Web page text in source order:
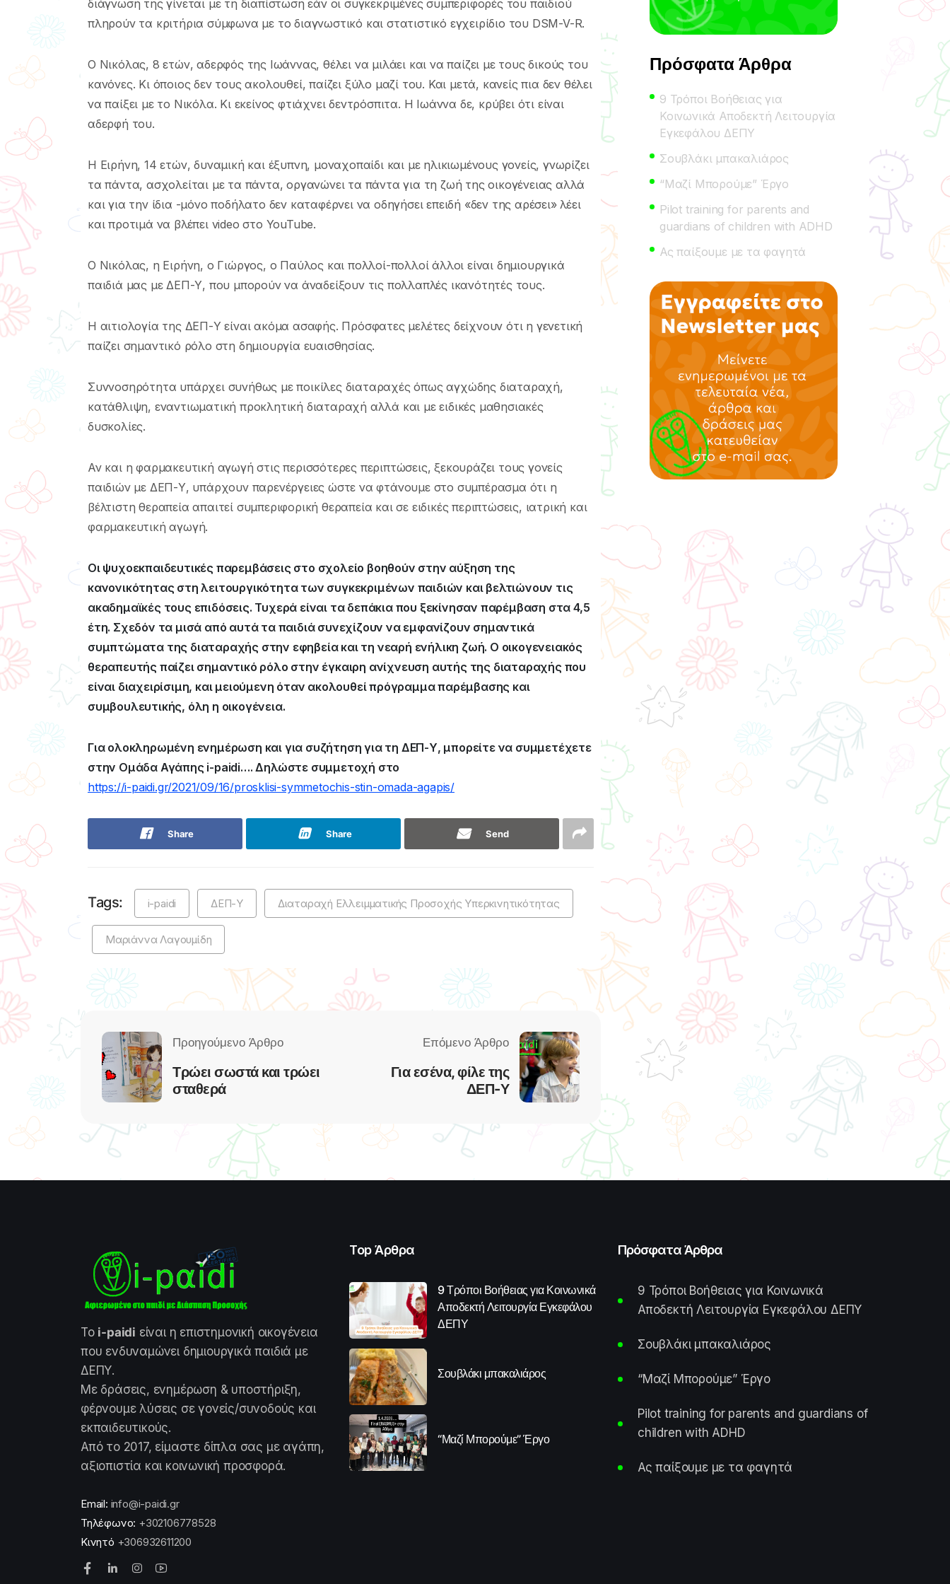
διάγνωσή της γίνεται με τη διαπίστωση εάν οι συγκεκριμένες συμπεριφορές του παιδιού
πληρούν τα κριτήρια σύμφωνα με το διαγνωστικό και στατιστικό εγχειρίδιο του DSM-V-R.
O Νικόλας, 8 ετών, αδερφός της Ιωάννας, θέλει να μιλάει και να παίζει με τους δικούς του
κανόνες. Κι όποιος δεν τους ακολουθεί, παίζει ξύλο μαζί του. Και μετά, κανείς πια δεν θέλει
να παίξει με το Νικόλα. Κι εκείνος φτιάχνει δεντρόσπιτα. Η Ιωάννα δε, κρύβει ότι είναι
αδερφή του.
Η Ειρήνη, 14 ετών, δυναμική και έξυπνη, μοναχοπαίδι και με ηλικιωμένους γονείς, γνωρίζει
τα πάντα, ασχολείται με τα πάντα, οργανώνει τα πάντα για τη ζωή της οικογένειας αλλά
και για την ίδια -μόνο ποδήλατο δεν καταφέρνει να οδηγήσει επειδή «δεν της αρέσει» λέει
και προτιμά να βλέπει video στο YouTube.
Ο Νικόλας, η Ειρήνη, ο Γιώργος, ο Παύλος και πολλοί-πολλοί άλλοι είναι δημιουργικά
παιδιά μας με ΔΕΠ-Υ, που μπορούν να άναδείξουν τις πολλαπλές ικανότητές τους.
Η αιτιολογία της ΔΕΠ-Υ είναι ακόμα ασαφής. Πρόσφατες μελέτες δείχνουν ότι η γενετική
παίζει σημαντικό ρόλο στη δημιουργία ευαισθησίας.
Συννοσηρότητα υπάρχει συνήθως με ποικίλες διαταραχές όπως αγχώδης διαταραχή,
κατάθλιψη, εναντιωματική προκλητική διαταραχή αλλά και με ειδικές μαθησιακές
δυσκολίες.
Αν και η φαρμακευτική αγωγή στις περισσότερες περιπτώσεις, ξεκουράζει τους γονείς
παιδιών με ΔΕΠ-Υ, υπάρχουν παρενέργειες ώστε να φτάνουμε στο συμπέρασμα ότι η
βέλτιστη θεραπεία απαιτεί συμπεριφορική θεραπεία και σε ειδικές περιπτώσεις, ιατρική και
φαρμακευτική αγωγή.
Οι ψυχοεκπαιδευτικές παρεμβάσεις στο σχολείο βοηθούν στην αύξηση της
κανονικότητας στη λειτουργικότητα των συγκεκριμένων παιδιών και βελτιώνουν τις
ακαδημαϊκές τους επιδόσεις. Τυχερά είναι τα δεπάκια που ξεκίνησαν παρέμβαση στα 4,5
έτη. Σχεδόν τα μισά από αυτά τα παιδιά συνεχίζουν να εμφανίζουν σημαντικά
συμπτώματα της διαταραχής στην εφηβεία και τη νεαρή ενήλικη ζωή. Ο οικογενειακός
θεραπευτής παίζει σημαντικό ρόλο στην έγκαιρη ανίχνευση αυτής της διαταραχής που
είναι διαχειρίσιμη, και μειούμενη όταν ακολουθεί πρόγραμμα παρέμβασης και
συμβουλευτικής, όλη η οικογένεια.
Για ολοκληρωμένη ενημέρωση και για συζήτηση για τη ΔΕΠ-Υ, μπορείτε να συμμετέχετε
στην Ομάδα Αγάπης i-paidi…. Δηλώστε συμμετοχή στο
https://i-paidi.gr/2021/09/16/prosklisi-symmetochis-stin-omada-agapis/
Share Share Send
Tags: i-paidi ΔΕΠ-Υ Διαταραχή Ελλειμματικής Προσοχής Υπερκινητικότητας
Μαριάννα Λαγουμίδη
Τρώει σωστά και τρώει
σταθερά
Για εσένα, φίλε της
ΔΕΠ-Υ
Πρόσφατα Άρθρα
9 Τρόποι Βοήθειας για
Κοινωνικά Αποδεκτή Λειτουργία
Εγκεφάλου ΔΕΠΥ
Σουβλάκι μπακαλιάρος
“Μαζί Μπορούμε” Έργο
Pilot training for parents and
guardians of children with ADHD
Ας παίξουμε με τα φαγητά
Το i-paidi είναι η επιστημονική οικογένεια
που ενδυναμώνει δημιουργικά παιδιά με
ΔΕΠΥ.
Με δράσεις, ενημέρωση & υποστήριξη,
φέρνουμε λύσεις σε γονείς/συνοδούς και
εκπαιδευτικούς.
Από το 2017, είμαστε δίπλα σας με αγάπη,
αξιοπιστία και κοινωνική προσφορά.
Email: info@i-paidi.gr
Τηλέφωνο: +302106778528
Κινητό +306932611200
Top Άρθρα
9 Τρόποι Βοήθειας για Κοινωνικά
Αποδεκτή Λειτουργία Εγκεφάλου
ΔΕΠΥ
Σουβλάκι μπακαλιάρος
“Μαζί Μπορούμε” Έργο
Πρόσφατα Άρθρα
9 Τρόποι Βοήθειας για Κοινωνικά
Αποδεκτή Λειτουργία Εγκεφάλου ΔΕΠΥ
Σουβλάκι μπακαλιάρος
“Μαζί Μπορούμε” Έργο
Pilot training for parents and guardians of
children with ADHD
Ας παίξουμε με τα φαγητά